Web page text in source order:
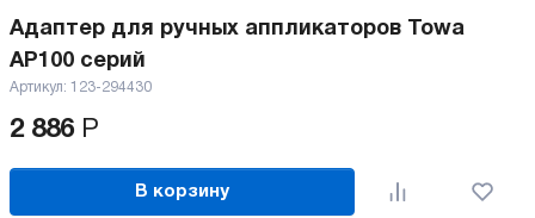
Адаптер для ручных аппликаторов Towa
AP100 серий
Артикул: 123-294430
2 886 Р
В корзину